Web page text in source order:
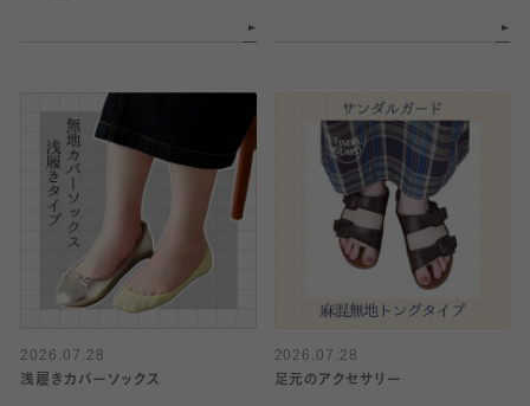
2026.07.28
浅履きカバーソックス
2026.07.28
足元のアクセサリー